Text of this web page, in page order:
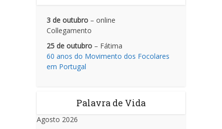
3 de outubro – online
Collegamento
25 de outubro – Fátima
60 anos do Movimento dos Focolares
em Portugal
Palavra de Vida
Agosto 2026